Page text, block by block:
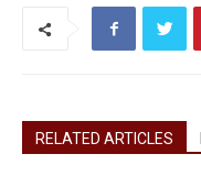
RELATED ARTICLES